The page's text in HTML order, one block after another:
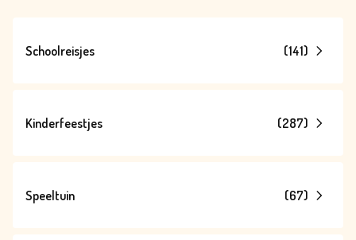
Schoolreisjes (141)
Kinderfeestjes (287)
Speeltuin (67)